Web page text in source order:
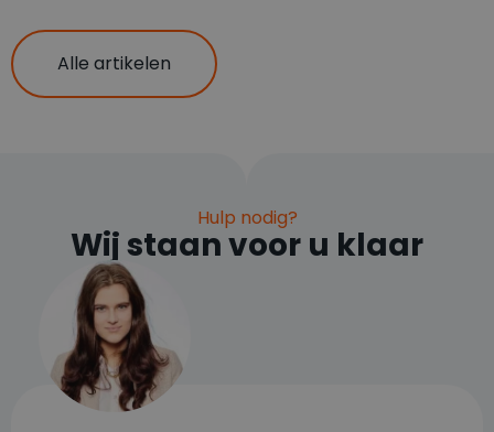
Alle artikelen
Hulp nodig?
Wij staan voor u klaar